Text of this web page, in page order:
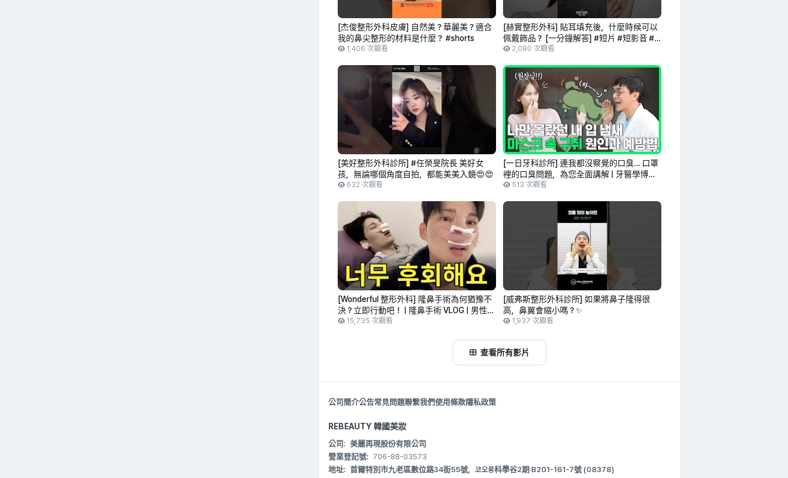
[杰俊整形外科皮膚] 自然美？華麗美？適合
我的鼻尖整形的材料是什麼？ #shorts
1,406 次觀看
[赫實整形外科] 貼耳填充後，什麼時候可以
佩戴飾品？ [一分鐘解答] #短片 #短影音 #
耳部填充
2,080 次觀看
[美好整形外科診所] #任榮旻院長 美好女
孩，無論哪個角度自拍，都能美美入鏡😍😍
632 次觀看
[一日牙科診所] 連我都沒察覺的口臭… 口罩
裡的口臭問題，為您全面講解 | 牙醫學博士
金振煥
513 次觀看
[Wonderful 整形外科] 隆鼻手術為何猶豫不
決？立即行動吧！ | 隆鼻手術 VLOG | 男性隆
鼻15,735 次觀看
[威弗斯整形外科診所] 如果將鼻子隆得很
高，鼻翼會縮小嗎？✨
1,937 次觀看
查看所有影片
公司簡介公告常見問題聯繫我們使用條款隱私政策
REBEAUTY 韓國美妝
公司: 美麗再現股份有限公司
營業登記號: 706-88-03573
地址: 首爾特別市九老區數位路34街55號，코오롱科學谷2期 B201-161-7號 (08378)